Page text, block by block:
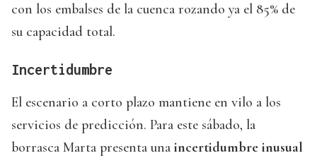
con los embalses de la cuenca rozando ya el 85% de
su capacidad total.
Incertidumbre
El escenario a corto plazo mantiene en vilo a los
servicios de predicción. Para este sábado, la
borrasca Marta presenta una incertidumbre inusual